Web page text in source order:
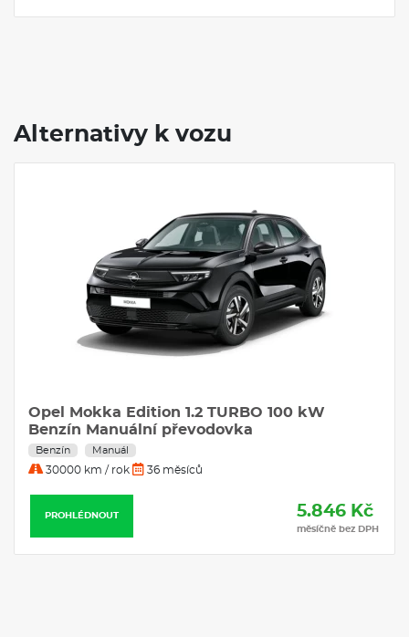
Alternativy k vozu
Opel Mokka Edition 1.2 TURBO 100 kW
Benzín Manuální převodovka
Benzín Manuál
30000 km / rok 36 měsíců
PROHLÉDNOUT 5.846 Kč
měsíčně bez DPH